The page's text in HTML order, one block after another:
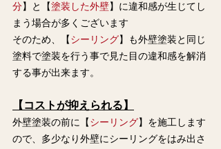
分】と【塗装した外壁】に違和感が生じてし
まう場合が多くございます
そのため、【シーリング】も外壁塗装と同じ
塗料で塗装を行う事で見た目の違和感を解消
する事が出来ます。
【コストが抑えられる】
外壁塗装の前に【シーリング】を施工します
ので、多少なり外壁にシーリングをはみ出さ